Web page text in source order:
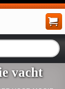
vacht